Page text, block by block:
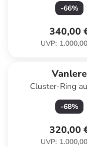
-66%
340,00
UVP:
Vanlere
Cluster-Ring
Gelbgold mit
Saphir
-68%
320,00
UVP: